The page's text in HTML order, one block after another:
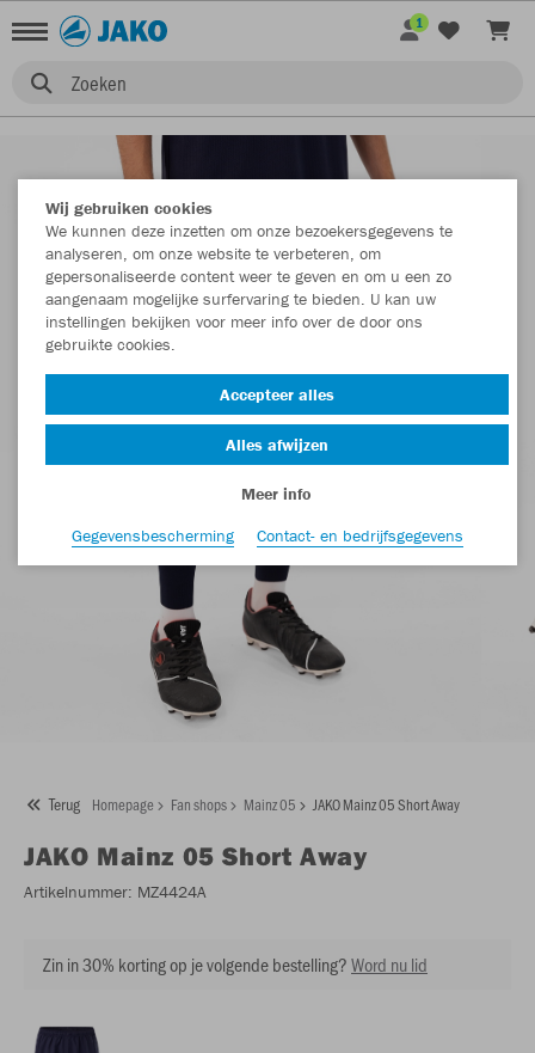
Zoeken
1
Terug Homepage Fan shops Mainz 05 JAKO Mainz 05 Short Away
JAKO Mainz 05 Short Away
Artikelnummer: MZ4424A
Zin in 30% korting op je volgende bestelling?Word nu lid
Wij gebruiken cookies
We kunnen deze inzetten om onze bezoekersgegevens te
analyseren, om onze website te verbeteren, om
gepersonaliseerde content weer te geven en om u een zo
aangenaam mogelijke surfervaring te bieden. U kan uw
instellingen bekijken voor meer info over de door ons
gebruikte cookies.
Accepteer alles
Alles afwijzen
Meer info
Gegevensbescherming
Contact- en bedrijfsgegevens